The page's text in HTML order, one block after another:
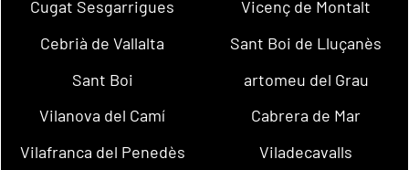
Cugat Sesgarrigues
Vicenç de Montalt
Cebrià de Vallalta
Sant Boi de Lluçanès
Sant Boi
artomeu del Grau
Vilanova del Camí
Cabrera de Mar
Vilafranca del Penedès
Viladecavalls